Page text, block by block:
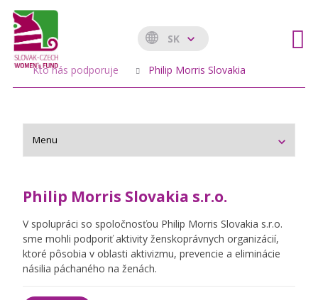
SK
Kto nás podporuje Philip Morris Slovakia
Philip Morris Slovakia s.r.o.
V spolupráci so spoločnosťou Philip Morris Slovakia s.r.o.
sme mohli podporiť aktivity ženskoprávnych organizácií,
ktoré pôsobia v oblasti aktivizmu, prevencie a eliminácie
násilia páchaného na ženách.